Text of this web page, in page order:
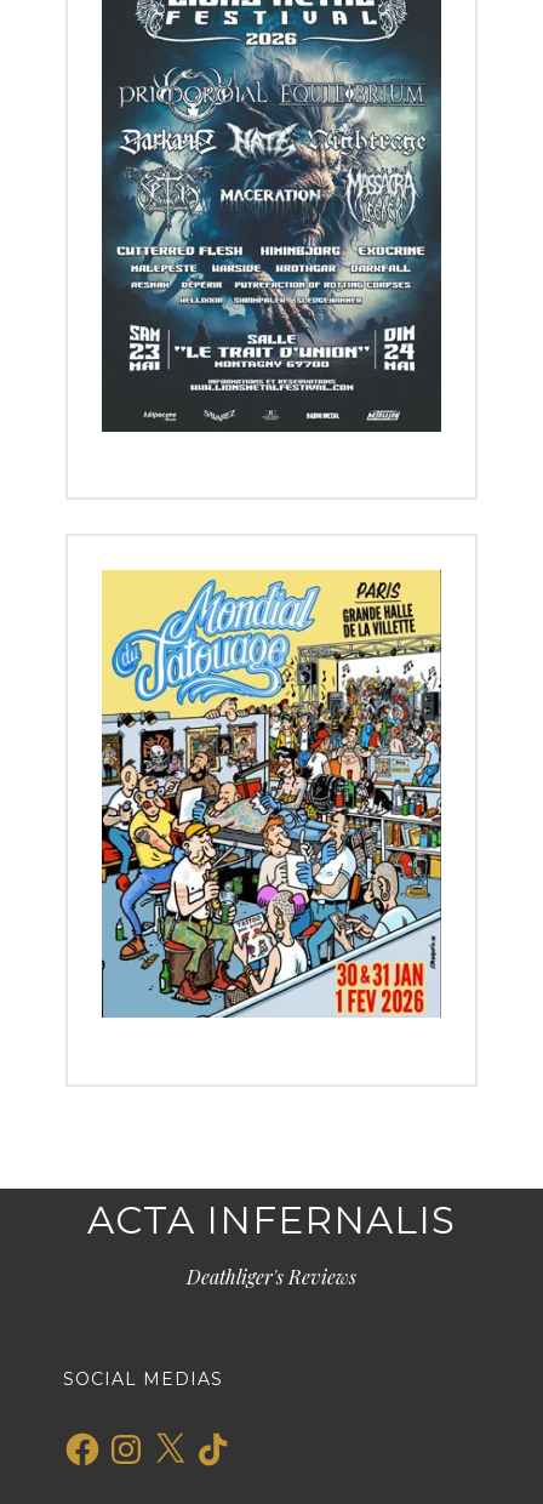
ACTA INFERNALIS
Deathliger's Reviews
SOCIAL MEDIAS
FacebookInstagram
X TikTok